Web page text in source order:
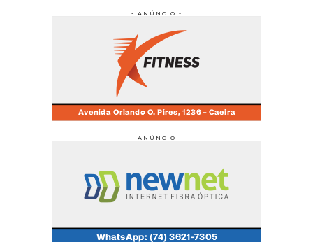
- ANÚNCIO -
- ANÚNCIO -